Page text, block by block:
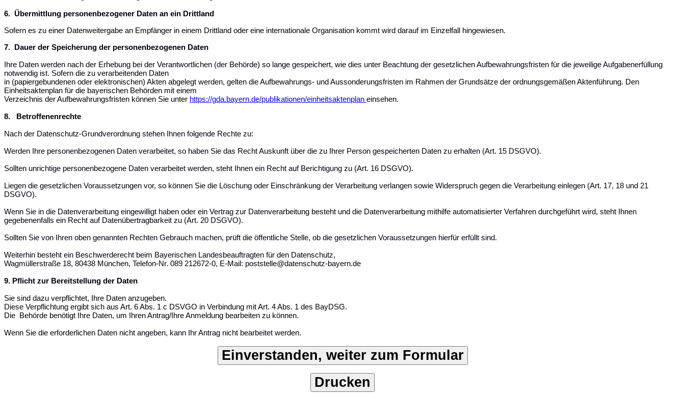
6. Übermittlung personenbezogener Daten an ein Drittland
Sofern es zu einer Datenweitergabe an Empfänger in einem Drittland oder eine internationale Organisation kommt wird darauf im Einzelfall hingewiesen.
7. Dauer der Speicherung der personenbezogenen Daten
Ihre Daten werden nach der Erhebung bei der Verantwortlichen (der Behörde) so lange gespeichert, wie dies unter Beachtung der gesetzlichen Aufbewahrungsfristen für die jeweilige Aufgabenerfüllung
notwendig ist. Sofern die zu verarbeitenden Daten
in (papiergebundenen oder elektronischen) Akten abgelegt werden, gelten die Aufbewahrungs- und Aussonderungsfristen im Rahmen der Grundsätze der ordnungsgemäßen Aktenführung. Den
Einheitsaktenplan für die bayerischen Behörden mit einem
Verzeichnis der Aufbewahrungsfristen können Sie unter https://gda.bayern.de/publikationen/einheitsaktenplan einsehen.
8. Betroffenenrechte
Nach der Datenschutz-Grundverordnung stehen Ihnen folgende Rechte zu:
Werden Ihre personenbezogenen Daten verarbeitet, so haben Sie das Recht Auskunft über die zu Ihrer Person gespeicherten Daten zu erhalten (Art. 15 DSGVO).
Sollten unrichtige personenbezogene Daten verarbeitet werden, steht Ihnen ein Recht auf Berichtigung zu (Art. 16 DSGVO).
Liegen die gesetzlichen Voraussetzungen vor, so können Sie die Löschung oder Einschränkung der Verarbeitung verlangen sowie Widerspruch gegen die Verarbeitung einlegen (Art. 17, 18 und 21
DSGVO).
Wenn Sie in die Datenverarbeitung eingewilligt haben oder ein Vertrag zur Datenverarbeitung besteht und die Datenverarbeitung mithilfe automatisierter Verfahren durchgeführt wird, steht Ihnen
gegebenenfalls ein Recht auf Datenübertragbarkeit zu (Art. 20 DSGVO).
Sollten Sie von Ihren oben genannten Rechten Gebrauch machen, prüft die öffentliche Stelle, ob die gesetzlichen Voraussetzungen hierfür erfüllt sind.
Weiterhin besteht ein Beschwerderecht beim Bayerischen Landesbeauftragten für den Datenschutz,
Wagmüllerstraße 18, 80438 München, Telefon-Nr. 089 212672-0, E-Mail: poststelle@datenschutz-bayern.de
9. Pflicht zur Bereitstellung der Daten
Sie sind dazu verpflichtet, Ihre Daten anzugeben.
Diese Verpflichtung ergibt sich aus Art. 6 Abs. 1 c DSVGO in Verbindung mit Art. 4 Abs. 1 des BayDSG.
Die Behörde benötigt Ihre Daten, um Ihren Antrag/Ihre Anmeldung bearbeiten zu können.
Wenn Sie die erforderlichen Daten nicht angeben, kann Ihr Antrag nicht bearbeitet werden.